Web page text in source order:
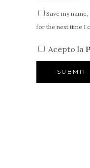
Save my
for the next time I
Acepto la